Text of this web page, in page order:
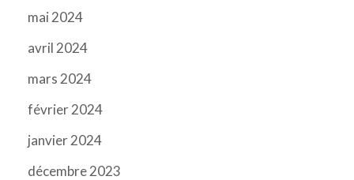
mai 2024
avril 2024
mars 2024
février 2024
janvier 2024
décembre 2023